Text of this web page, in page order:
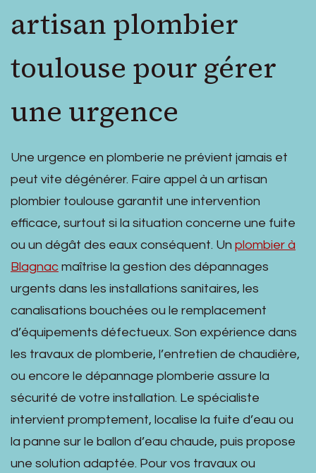
artisan plombier
toulouse pour gérer
une urgence
Une urgence en plomberie ne prévient jamais et
peut vite dégénérer. Faire appel à un artisan
plombier toulouse garantit une intervention
efficace, surtout si la situation concerne une fuite
ou un dégât des eaux conséquent. Un plombier à
Blagnac maîtrise la gestion des dépannages
urgents dans les installations sanitaires, les
canalisations bouchées ou le remplacement
d’équipements défectueux. Son expérience dans
les travaux de plomberie, l’entretien de chaudière,
ou encore le dépannage plomberie assure la
sécurité de votre installation. Le spécialiste
intervient promptement, localise la fuite d’eau ou
la panne sur le ballon d’eau chaude, puis propose
une solution adaptée. Pour vos travaux ou